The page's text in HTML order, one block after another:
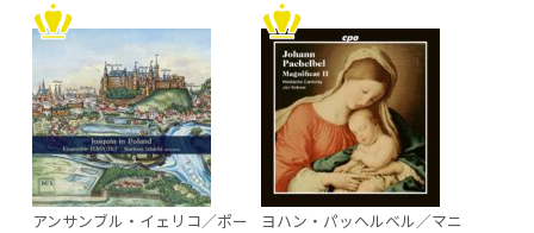
アンサンブル・イェリコ／ポー
ヨハン・パッヘルベル／マニ